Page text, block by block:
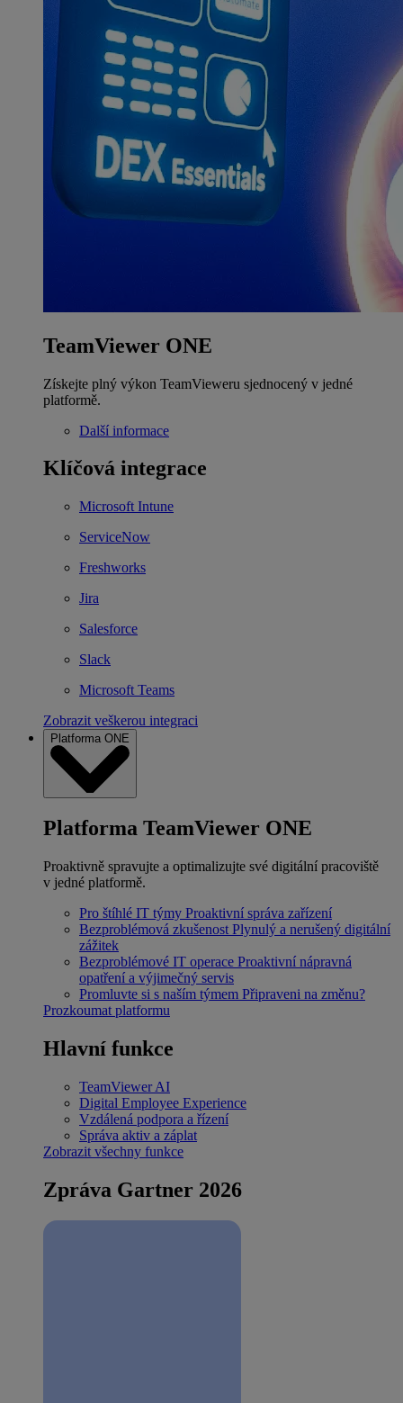
TeamViewer ONE
Získejte plný výkon TeamVieweru sjednocený v jedné
platformě.
Další informace
Klíčová integrace
Microsoft Intune
ServiceNow
Freshworks
Jira
Salesforce
Slack
Microsoft Teams
Zobrazit veškerou integraci
Platforma ONE
Platforma TeamViewer ONE
Proaktivně spravujte a optimalizujte své digitální pracoviště
v jedné platformě.
Pro štíhlé IT týmy Proaktivní správa zařízení
Bezproblémová zkušenost Plynulý a nerušený digitální
zážitek
Bezproblémové IT operace Proaktivní nápravná
opatření a výjimečný servis
Promluvte si s naším týmem Připraveni na změnu?
Prozkoumat platformu
Hlavní funkce
TeamViewer AI
Digital Employee Experience
Vzdálená podpora a řízení
Správa aktiv a záplat
Zobrazit všechny funkce
Zpráva Gartner 2026